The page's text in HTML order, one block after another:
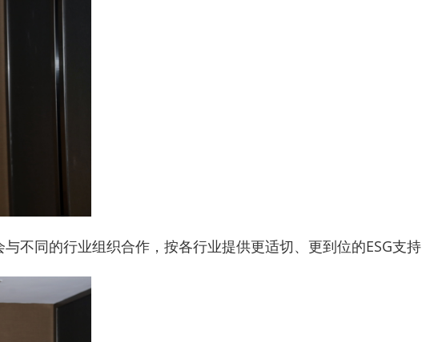
不同的行业组织合作，按各行业提供更适切、更到位的ESG支持